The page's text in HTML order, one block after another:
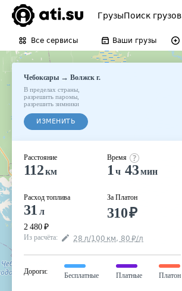
ГрузыПоиск грузов
Все сервисы Ваши грузы
Чебоксары → Волжск г.
В пределах страны
разрешить паромы
разрешить зимники
ИЗМЕНИТЬ
Расстояние
112км
Расход топлива
31 л
2 480 ₽
Время
1 ч 43мин
За Платон
310₽
Из расчёта: 28 л/100 км, 80 ₽/л
Дороги:
Бесплатные Платные Платон